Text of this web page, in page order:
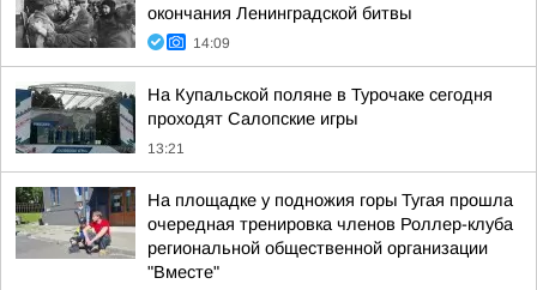
окончания Ленинградской битвы
14:09
На Купальской поляне в Турочаке сегодня
проходят Салопские игры
13:21
На площадке у подножия горы Тугая прошла
очередная тренировка членов Роллер-клуба
региональной общественной организации
"Вместе"